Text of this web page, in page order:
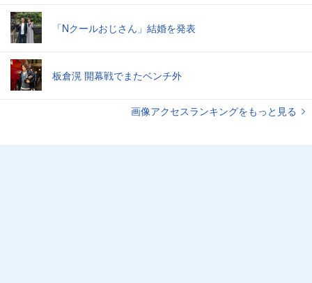
「Nクールおじさん」結婚を発表
板倉滉 開幕戦でまたベンチ外
画像アクセスランキングをもっと見る